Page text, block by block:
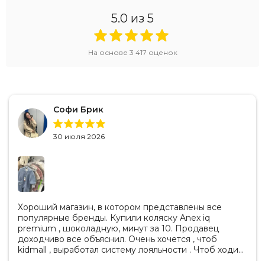
5.0 из 5
На основе 3 417 оценок
Софи Брик
30 июля 2026
Хороший магазин, в котором представлены все
популярные бренды. Купили коляску Anex iq
premium , шоколадную, минут за 10. Продавец
доходчиво все объяснил. Очень хочется , чтоб
kidmall , выработал систему лояльности . Чтоб ходить